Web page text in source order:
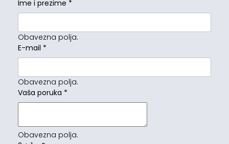
Ime i prezime *
Obavezna polja.
E-mail *
Obavezna polja.
Vaša poruka *
Obavezna polja.